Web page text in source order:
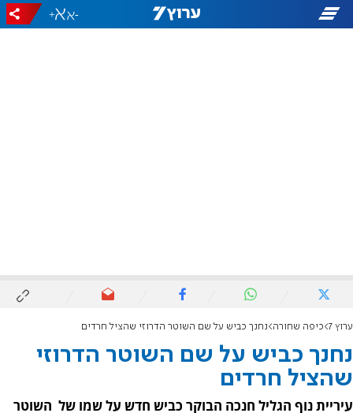
-
+
ערוץ 7 כיפה שחורה נחנך כביש על שם השוטר הדרוזי שהציל חרדים
נחנך כביש על שם השוטר הדרוזי
שהציל חרדים
עיריית נוף הגליל חנכה הבוקר כביש חדש על שמו של השוטר